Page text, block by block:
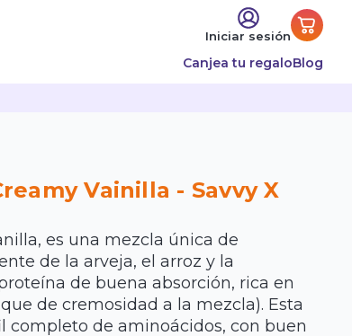
Iniciar sesión
Canjea tu regaloBlog
Vainilla - Savvy X
es una mezcla única de
de la arveja, el arroz y la
de buena absorción, rica en
de cremosidad a la mezcla). Esta
completo de aminoácidos, con buen